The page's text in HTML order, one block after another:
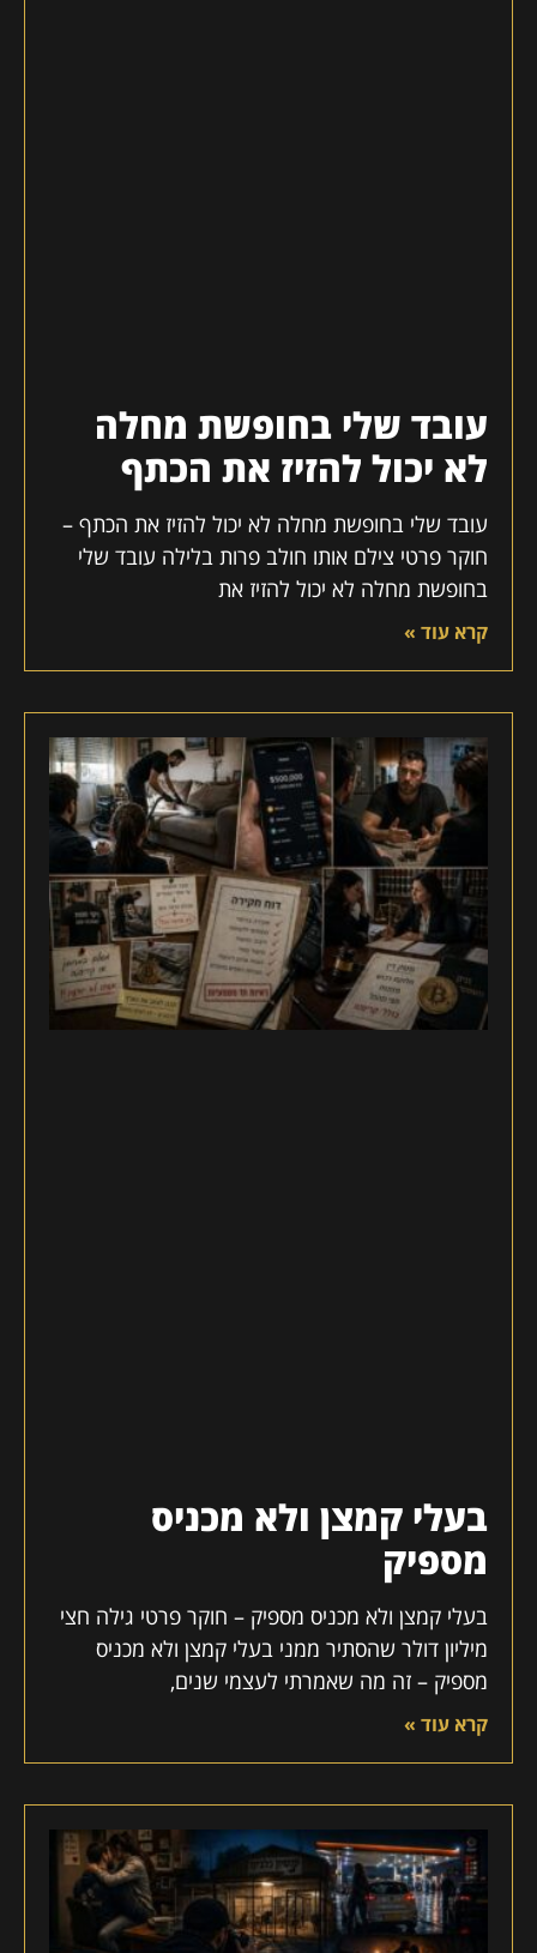
עובד שלי בחופשת מחלה
לא יכול להזיז את הכתף
עובד שלי בחופשת מחלה לא יכול להזיז את הכתף –
חוקר פרטי צילם אותו חולב פרות בלילה עובד שלי
בחופשת מחלה לא יכול להזיז את
קרא עוד »
בעלי קמצן ולא מכניס
מספיק
בעלי קמצן ולא מכניס מספיק – חוקר פרטי גילה חצי
מיליון דולר שהסתיר ממני בעלי קמצן ולא מכניס
מספיק – זה מה שאמרתי לעצמי שנים,
קרא עוד »